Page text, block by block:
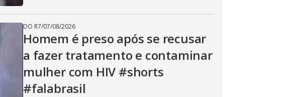
DO R7/07/08/2026
Homem é preso após se recusar
a fazer tratamento e contaminar
mulher com HIV #shorts
#falabrasil